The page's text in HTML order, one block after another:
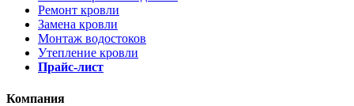
Ремонт кровли
Замена кровли
Монтаж водостоков
Утепление кровли
Прайс-лист
Компания